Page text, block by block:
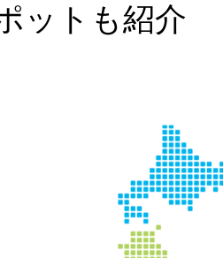
ットも紹介